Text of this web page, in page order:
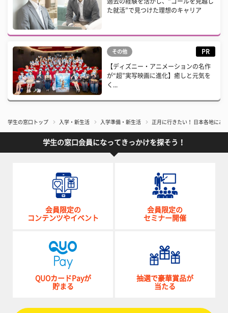
た就活”で見つけた理想のキャリア
その他 PR
【ディズニー・アニメーションの名作
が“超”実写映画に進化】癒しと元気を
く...
学生の窓口トップ 入学・新生活 入学準備・新生活 正月に行きたい！ 日本各地にあ
学生の窓口会員になってきっかけを探そう！
会員限定の
コンテンツやイベント
会員限定の
セミナー開催
QUOカードPayが
貯まる
抽選で豪華賞品が
当たる